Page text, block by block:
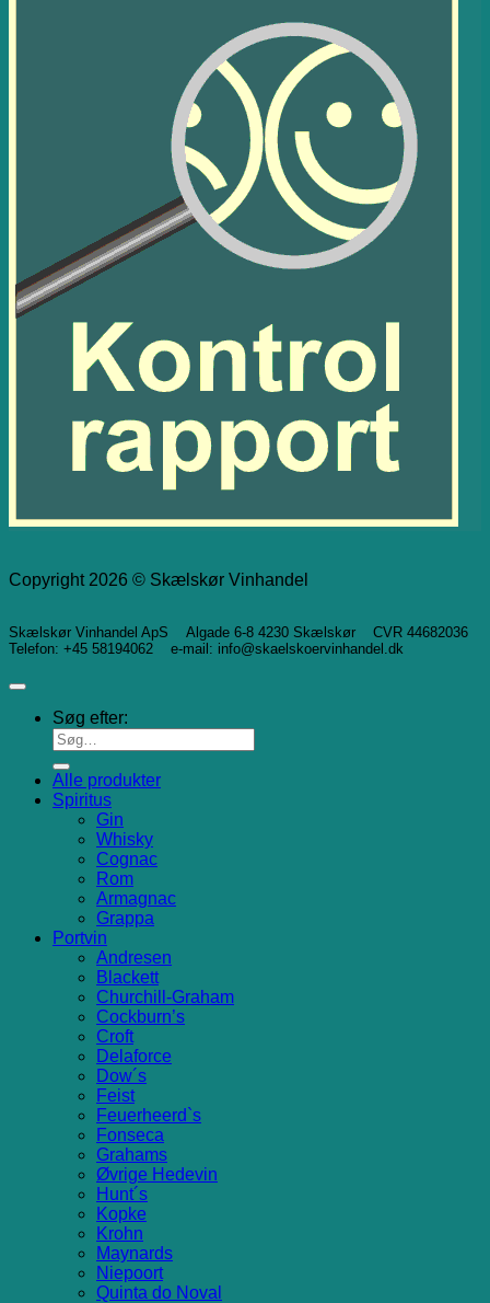
Copyright 2026 © Skælskør Vinhandel
Skælskør Vinhandel ApS Algade 6-8 4230 Skælskør CVR 44682036
Telefon: +45 58194062 e-mail: info@skaelskoervinhandel.dk
Søg efter:
Alle produkter
Spiritus
Gin
Whisky
Cognac
Rom
Armagnac
Grappa
Portvin
Andresen
Blackett
Churchill-Graham
Cockburn’s
Croft
Delaforce
Dow´s
Feist
Feuerheerd`s
Fonseca
Grahams
Øvrige Hedevin
Hunt´s
Kopke
Krohn
Maynards
Niepoort
Quinta do Noval